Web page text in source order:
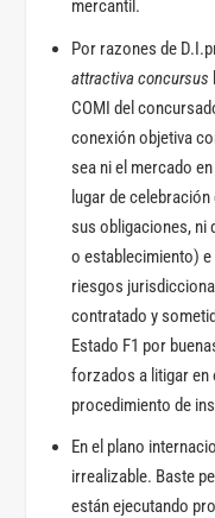
mercantil.
Por razones de
attractiva concursus
COMI del
conexión objetiva
sea ni el mercado
lugar de
sus obligaciones, ni
o establecimiento) e
riesgos
contratado y
Estado F1 por
forzados a litigar en
procedimiento de
En el plano
irrealizable. Baste
están ejecutando